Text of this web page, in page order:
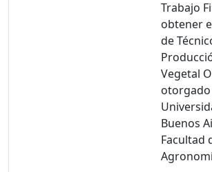
Trabajo
obtener
de
Vegetal
Buenos
Facultad